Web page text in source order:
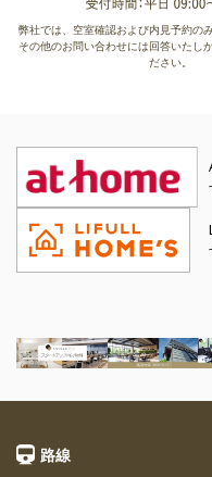
弊社では、空室確認および内見予約の
その他のお問い合わせには回答いたし
ださい。
路線